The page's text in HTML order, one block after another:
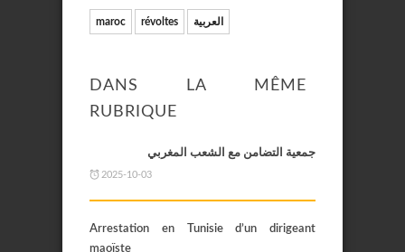
maroc révoltes العربية
DANS LA MÊME
RUBRIQUE
جمعية التضامن مع الشعب المغربي
2025-10-03
Arrestation en Tunisie d’un dirigeant
maoïste